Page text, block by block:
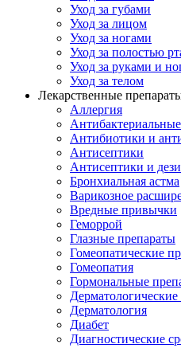
Уход за губами
Уход за лицом
Уход за ногами
Уход за полостью
Уход за руками и
Уход за телом
Лекарственные
Аллергия
Антибиотики и
Антисептики
Антисептики и
Бронхиальная астма
Варикозное
Вредные привычки
Геморрой
Глазные препараты
Гомеопатические
Гомеопатия
Гормональные
Дерматология
Диабет
Диагностические